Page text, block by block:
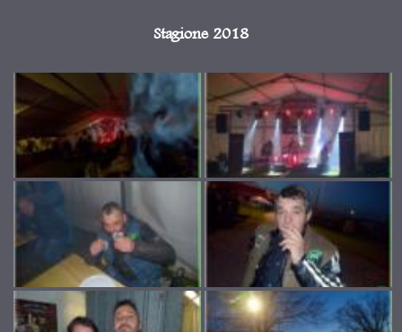
Stagione 2018